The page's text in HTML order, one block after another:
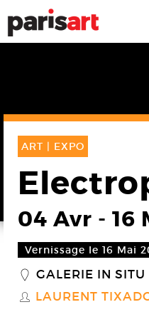
ART | EXPO
04 Avr - 16
Vernissage le 16 Mai
_ GALERIE IN SITU
S LAURENT